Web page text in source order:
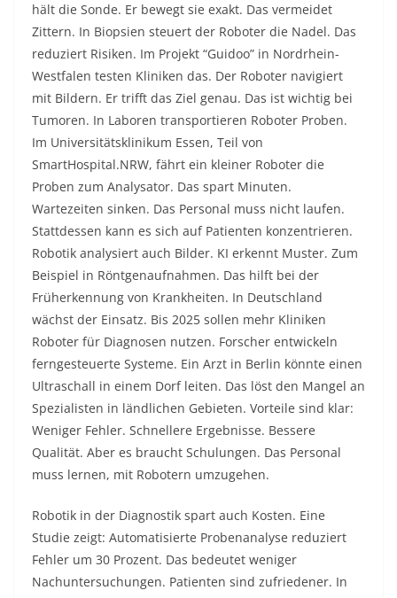
hält die Sonde. Er bewegt sie exakt. Das vermeidet
Zittern. In Biopsien steuert der Roboter die Nadel. Das
reduziert Risiken. Im Projekt “Guidoo” in Nordrhein-
Westfalen testen Kliniken das. Der Roboter navigiert
mit Bildern. Er trifft das Ziel genau. Das ist wichtig bei
Tumoren. In Laboren transportieren Roboter Proben.
Im Universitätsklinikum Essen, Teil von
SmartHospital.NRW, fährt ein kleiner Roboter die
Proben zum Analysator. Das spart Minuten.
Wartezeiten sinken. Das Personal muss nicht laufen.
Stattdessen kann es sich auf Patienten konzentrieren.
Robotik analysiert auch Bilder. KI erkennt Muster. Zum
Beispiel in Röntgenaufnahmen. Das hilft bei der
Früherkennung von Krankheiten. In Deutschland
wächst der Einsatz. Bis 2025 sollen mehr Kliniken
Roboter für Diagnosen nutzen. Forscher entwickeln
ferngesteuerte Systeme. Ein Arzt in Berlin könnte einen
Ultraschall in einem Dorf leiten. Das löst den Mangel an
Spezialisten in ländlichen Gebieten. Vorteile sind klar:
Weniger Fehler. Schnellere Ergebnisse. Bessere
Qualität. Aber es braucht Schulungen. Das Personal
muss lernen, mit Robotern umzugehen.
Robotik in der Diagnostik spart auch Kosten. Eine
Studie zeigt: Automatisierte Probenanalyse reduziert
Fehler um 30 Prozent. Das bedeutet weniger
Nachuntersuchungen. Patienten sind zufriedener. In